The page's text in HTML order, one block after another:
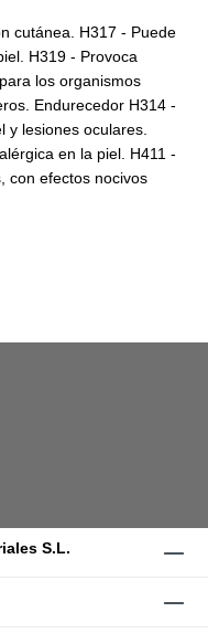
cutánea. H317 - Puede
H319 - Provoca
los organismos
Endurecedor H314 -
y lesiones oculares.
en la piel. H411 -
con efectos nocivos
S.L.